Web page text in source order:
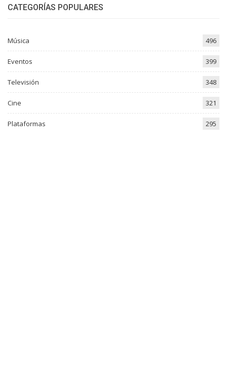
CATEGORÍAS POPULARES
Música 496
Eventos 399
Televisión 348
Cine 321
Plataformas 295